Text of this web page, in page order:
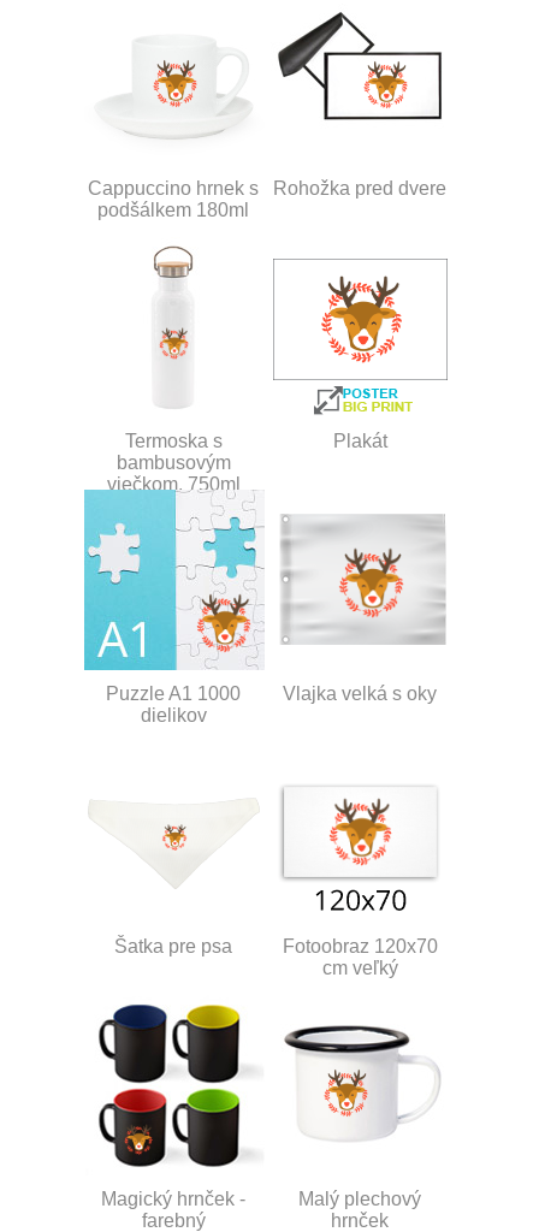
Cappuccino hrnek s
podšálkem 180ml
Rohožka pred dvere
Termoska s
bambusovým
viečkom, 750ml
Plakát
Puzzle A1 1000
dielikov
Vlajka velká s oky
Šatka pre psa
Fotoobraz 120x70
cm veľký
Magický hrnček -
farebný
Malý plechový
hrnček